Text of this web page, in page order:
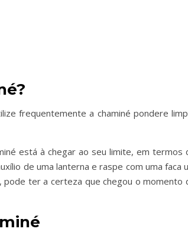
frequentemente a chaminé pondere
está à chegar ao seu limite, em termos
de uma lanterna e raspe com uma faca
ter a certeza que chegou o momento